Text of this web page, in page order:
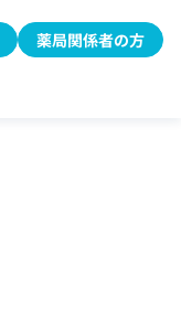
薬局関係者の方